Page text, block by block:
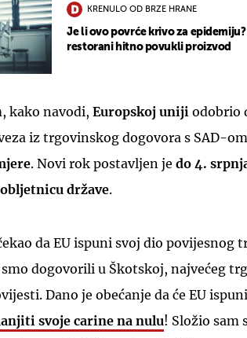
KRENULO OD BRZE HRANE
Je li ovo povrće krivo za
restorani hitno povukli proizvod
kako navodi, Europskoj uniji odobrio
iz trgovinskog dogovora s SAD-
. Novi rok postavljen je do 4.
države.
da EU ispuni svoj dio povijesnog
dogovorili u Škotskoj, najvećeg
Dano je obećanje da će EU
svoje ⁠carine na nulu! Složio sam